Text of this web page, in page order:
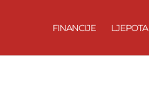
FINANCIJE